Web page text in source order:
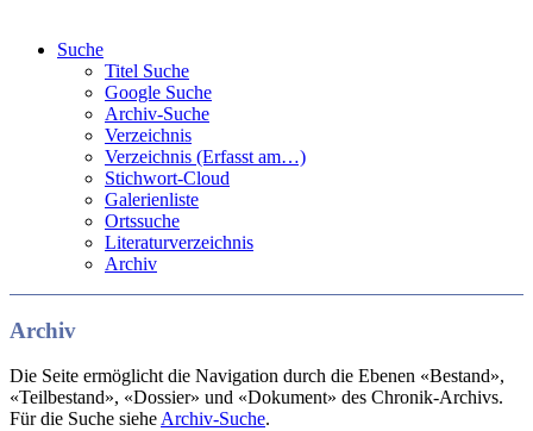
Suche
Titel Suche
Google Suche
Archiv-Suche
Verzeichnis
Verzeichnis (Erfasst am…)
Stichwort-Cloud
Galerienliste
Ortssuche
Literaturverzeichnis
Archiv
Archiv
Die Seite ermöglicht die Navigation durch die Ebenen «Bestand»,
«Teilbestand», «Dossier» und «Dokument» des Chronik-Archivs.
Für die Suche sieheArchiv-Suche.